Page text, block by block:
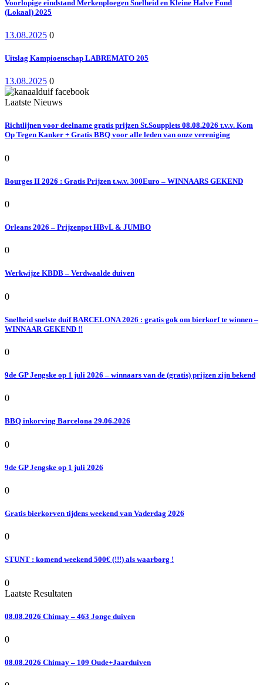
Voorlopige eindstand Merkenploegen Snelheid en Kleine Halve Fond
(Lokaal) 2025
13.08.2025 0
Uitslag Kampioenschap LABREMATO 205
13.08.2025 0
Laatste Nieuws
Richtlijnen voor deelname gratis prijzen St.Soupplets 08.08.2026 t.v.v. Kom
Op Tegen Kanker + Gratis BBQ voor alle leden van onze vereniging
0
Bourges II 2026 : Gratis Prijzen t.w.v. 300Euro – WINNAARS GEKEND
0
Orleans 2026 – Prijzenpot HBvL & JUMBO
0
Werkwijze KBDB – Verdwaalde duiven
0
Snelheid snelste duif BARCELONA 2026 : gratis gok om bierkorf te winnen –
WINNAAR GEKEND !!
0
9de GP Jengske op 1 juli 2026 – winnaars van de (gratis) prijzen zijn bekend
0
BBQ inkorving Barcelona 29.06.2026
0
9de GP Jengske op 1 juli 2026
0
Gratis bierkorven tijdens weekend van Vaderdag 2026
0
STUNT : komend weekend 500€ (!!!) als waarborg !
0
Laatste Resultaten
08.08.2026 Chimay – 463 Jonge duiven
0
08.08.2026 Chimay – 109 Oude+Jaarduiven